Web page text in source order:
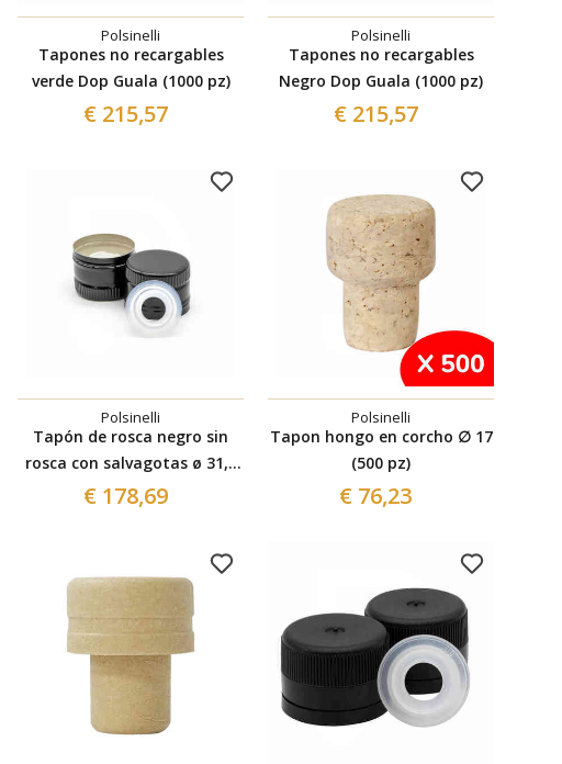
Polsinelli
Tapones no recargables
verde Dop Guala (1000 pz)
€ 215,57
Polsinelli
Tapones no recargables
Negro Dop Guala (1000 pz)
€ 215,57
Polsinelli
Tapón de rosca negro sin
rosca con salvagotas ø 31,5
(2800 Pcs)
€ 178,69
Polsinelli
Tapon hongo en corcho ∅ 17
(500 pz)
€ 76,23